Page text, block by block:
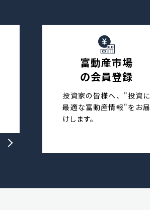
富動産市場
の会員登録
投資家の皆様へ、"投資に
最適な富動産情報"をお届
けします。